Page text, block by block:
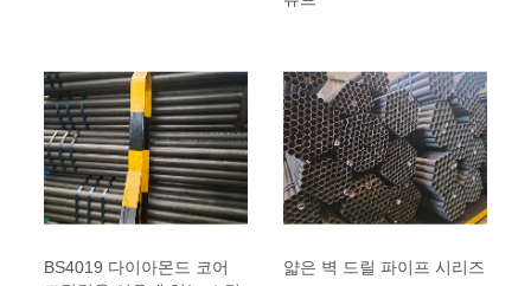
BS4019 다이아몬드 코어
얇은 벽 드릴 파이프 시리즈